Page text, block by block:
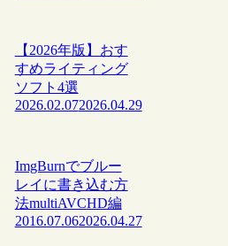
【2026年版】おす
すめライティング
ソフト4選
2026.02.072026.04.29
ImgBurnでブルー
レイに書き込む方
法multiAVCHD編
2016.07.062026.04.27